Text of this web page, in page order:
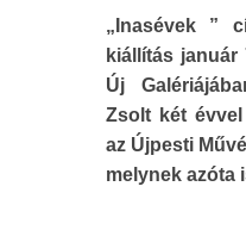
„Inasévek ”
kiállítás január
Új
Zsolt két
az Újpesti
melynek azóta